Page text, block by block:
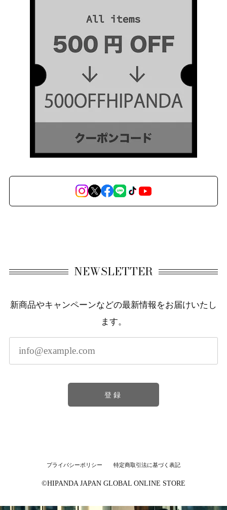
NEWSLETTER
新商品やキャンペーンなどの最新情報をお届けいたし
ます。
登録
プライバシーポリシー 特定商取引法に基づく表記
©︎HIPANDA JAPAN GLOBAL ONLINE STORE